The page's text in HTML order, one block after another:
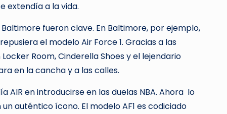
extendía a la vida.
fueron clave. En Baltimore, por ejemplo,
el modelo Air Force 1. Gracias a las
Room, Cinderella Shoes y el lejendario
en la cancha y a las calles.
AIR en introducirse en las duelas NBA. Ahora lo
auténtico ícono. El modelo AF1 es codiciado